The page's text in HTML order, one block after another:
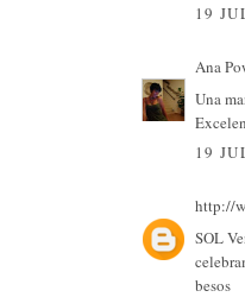
19
Ana
Una
19
http://
SOL
besos